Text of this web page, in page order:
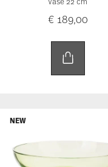
€ 189,00
NEW